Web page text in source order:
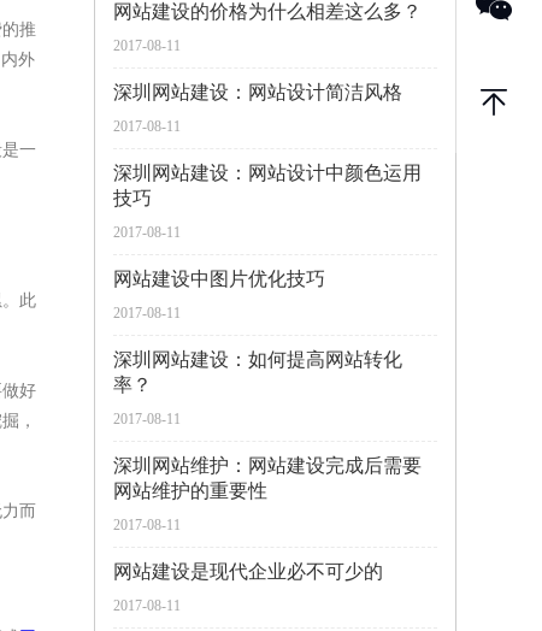
推
外
一
此
好
，
而
网站建设的价格为什么相差这么多？
2017-08-11
深圳网站建设：网站设计简洁风格
2017-08-11
深圳网站建设：网站设计中颜色运用
技巧
2017-08-11
网站建设中图片优化技巧
2017-08-11
深圳网站建设：如何提高网站转化
率？
2017-08-11
深圳网站维护：网站建设完成后需要
网站维护的重要性
2017-08-11
网站建设是现代企业必不可少的
2017-08-11